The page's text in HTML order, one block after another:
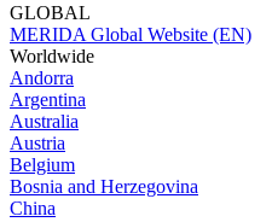
GLOBAL
MERIDA Global Website (EN)
Worldwide
Andorra
Argentina
Australia
Austria
Belgium
Bosnia and Herzegovina
China